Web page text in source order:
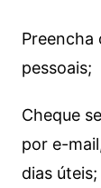
Preencha
pessoais;
Cheque
por e-
dias úteis;